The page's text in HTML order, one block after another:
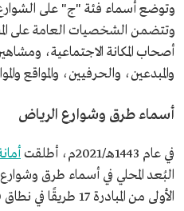
وتوضع أسماء فئة "ج" على الشوارع
وتتضمن الشخصيات العامة على
أصحاب المكانة الاجتماعية،
والمبدعين، والحرفيين، والمواقع
أسماء طرق وشوارع الرياض
في عام 1443هـ/2021م، أطلقت
البُعد المحلي في أسماء طرق
الأولى من المبادرة 17 طريقًا في نطاق 10 أحياء في شمال وغرب